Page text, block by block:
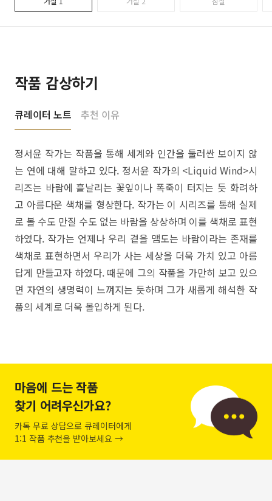
작품 감상하기
큐레이터 노트 추천 이유
정서윤 작가는 작품을 통해 세계와 인간을 둘러싼 보이지 않
는 연에 대해 말하고 있다. 정서윤 작가의 <Liquid Wind>시
리즈는 바람에 흩날리는 꽃잎이나 폭죽이 터지는 듯 화려하
고 아름다운 색채를 형상한다. 작가는 이 시리즈를 통해 실제
로 볼 수도 만질 수도 없는 바람을 상상하며 이를 색채로 표현
하였다. 작가는 언제나 우리 곁을 맴도는 바람이라는 존재를
색채로 표현하면서 우리가 사는 세상을 더욱 가치 있고 아름
답게 만들고자 하였다. 때문에 그의 작품을 가만히 보고 있으
면 자연의 생명력이 느껴지는 듯하며 그가 새롭게 해석한 작
품의 세계로 더욱 몰입하게 된다.
마음에 드는 작품
찾기 어려우신가요?
카톡 무료 상담으로 큐레이터에게
1:1 작품 추천을 받아보세요 →